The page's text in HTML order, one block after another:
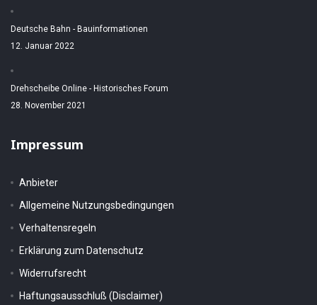
Deutsche Bahn - Bauinformationen
12. Januar 2022
Drehscheibe Online - Historisches Forum
28. November 2021
Impressum
Anbieter
Allgemeine Nutzungsbedingungen
Verhaltensregeln
Erklärung zum Datenschutz
Widerrufsrecht
Haftungsausschluß (Disclaimer)